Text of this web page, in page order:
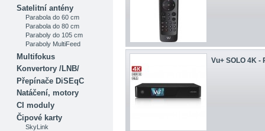
Satelitní antény
Parabola do 60 cm
Parabola do 80 cm
Paraboly do 105 cm
Paraboly MultiFeed
Multifokus
Konvertory /LNB/
Přepínače DiSEqC
Natáčení, motory
CI moduly
Čipové karty
SkyLink
Vu+ SOLO 4K -